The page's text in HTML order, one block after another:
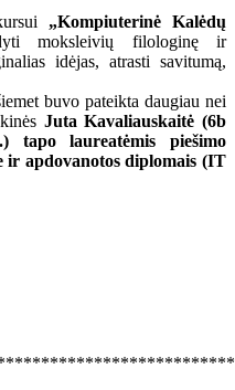
„Kompiuterinė Kalėdų
moksleivių filologinę ir
idėjas, atrasti savitumą,
buvo pateikta daugiau nei
Juta Kavaliauskaitė (6b
laureatėmis piešimo
apdovanotos diplomais (IT